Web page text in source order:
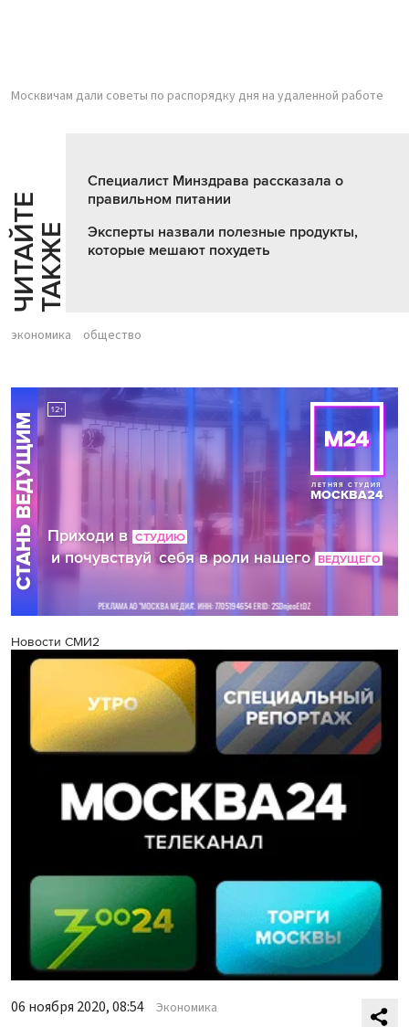
Москвичам дали советы по распорядку дня на удаленной работе
Ч
И
Т
АЙ
Т
Е
Т
А
К
ЖЕ
Специалист Минздрава рассказала о
правильном питании
Эксперты назвали полезные продукты,
которые мешают похудеть
экономика общество
Новости СМИ2
06 ноября 2020, 08:54 Экономика